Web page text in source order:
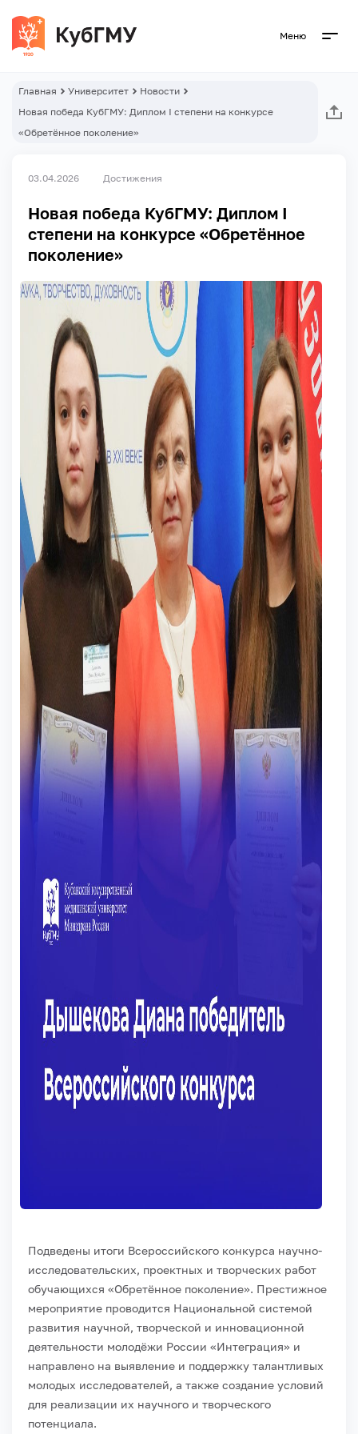
Меню
Главная Университет
Новости
Новая победа КубГМУ: Диплом I степени на конкурсе
«Обретённое поколение»
03.04.2026 Достижения
Новая победа КубГМУ: Диплом I
степени на конкурсе «Обретённое
поколение»
Подведены итоги Всероссийского конкурса научно-
исследовательских, проектных и творческих работ
обучающихся «Обретённое поколение». Престижное
мероприятие проводится Национальной системой
развития научной, творческой и инновационной
деятельности молодёжи России «Интеграция» и
направлено на выявление и поддержку талантливых
молодых исследователей, а также создание условий
для реализации их научного и творческого
потенциала.